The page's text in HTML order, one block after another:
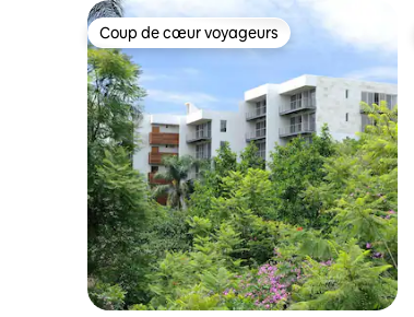
Coup de cœur voyageurs
Coup de cœur voyageurs